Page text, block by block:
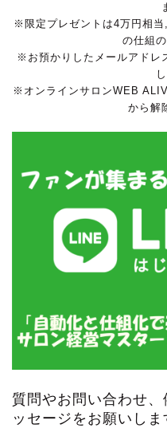
※限定プレゼントは4万円相
の仕組
※お預かりしたメールアドレ
※オンラインサロンWEB
から解
質問やお問い合わせ
ッセージをお願いしま